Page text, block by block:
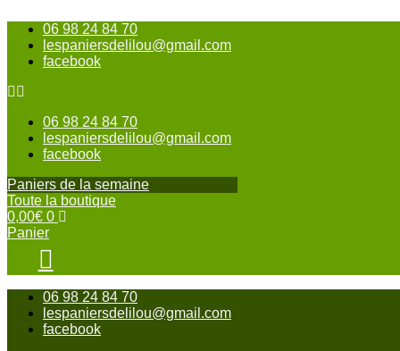
contenu
06 98 24 84 70
lespaniersdelilou@gmail.com
facebook
06 98 24 84 70
lespaniersdelilou@gmail.com
facebook
Paniers de la semaine
Toute la boutique
0,00€ 0
Panier
06 98 24 84 70
lespaniersdelilou@gmail.com
facebook